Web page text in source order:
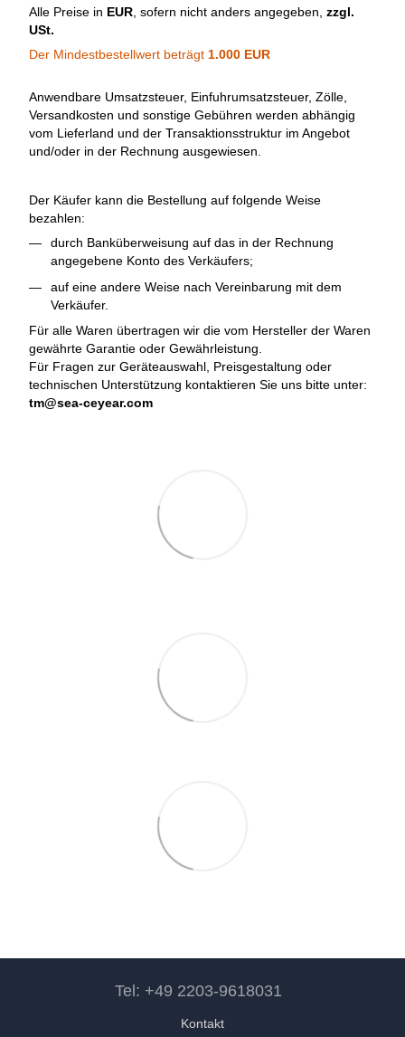
Alle Preise in EUR , sofern nicht anders angegeben, zzgl.
USt.
Der Mindestbestellwert beträgt 1.000 EUR
Anwendbare Umsatzsteuer, Einfuhrumsatzsteuer, Zölle,
Versandkosten und sonstige Gebühren werden abhängig
vom Lieferland und der Transaktionsstruktur im Angebot
und/oder in der Rechnung ausgewiesen.
Der Käufer kann die Bestellung auf folgende Weise
bezahlen:
durch Banküberweisung auf das in der Rechnung
angegebene Konto des Verkäufers;
auf eine andere Weise nach Vereinbarung mit dem
Verkäufer.
Für alle Waren übertragen wir die vom Hersteller der Waren
gewährte Garantie oder Gewährleistung.
Für Fragen zur Geräteauswahl, Preisgestaltung oder
technischen Unterstützung kontaktieren Sie uns bitte unter:
tm@sea-ceyear.com
Tel: +49 2203-9618031
Kontakt